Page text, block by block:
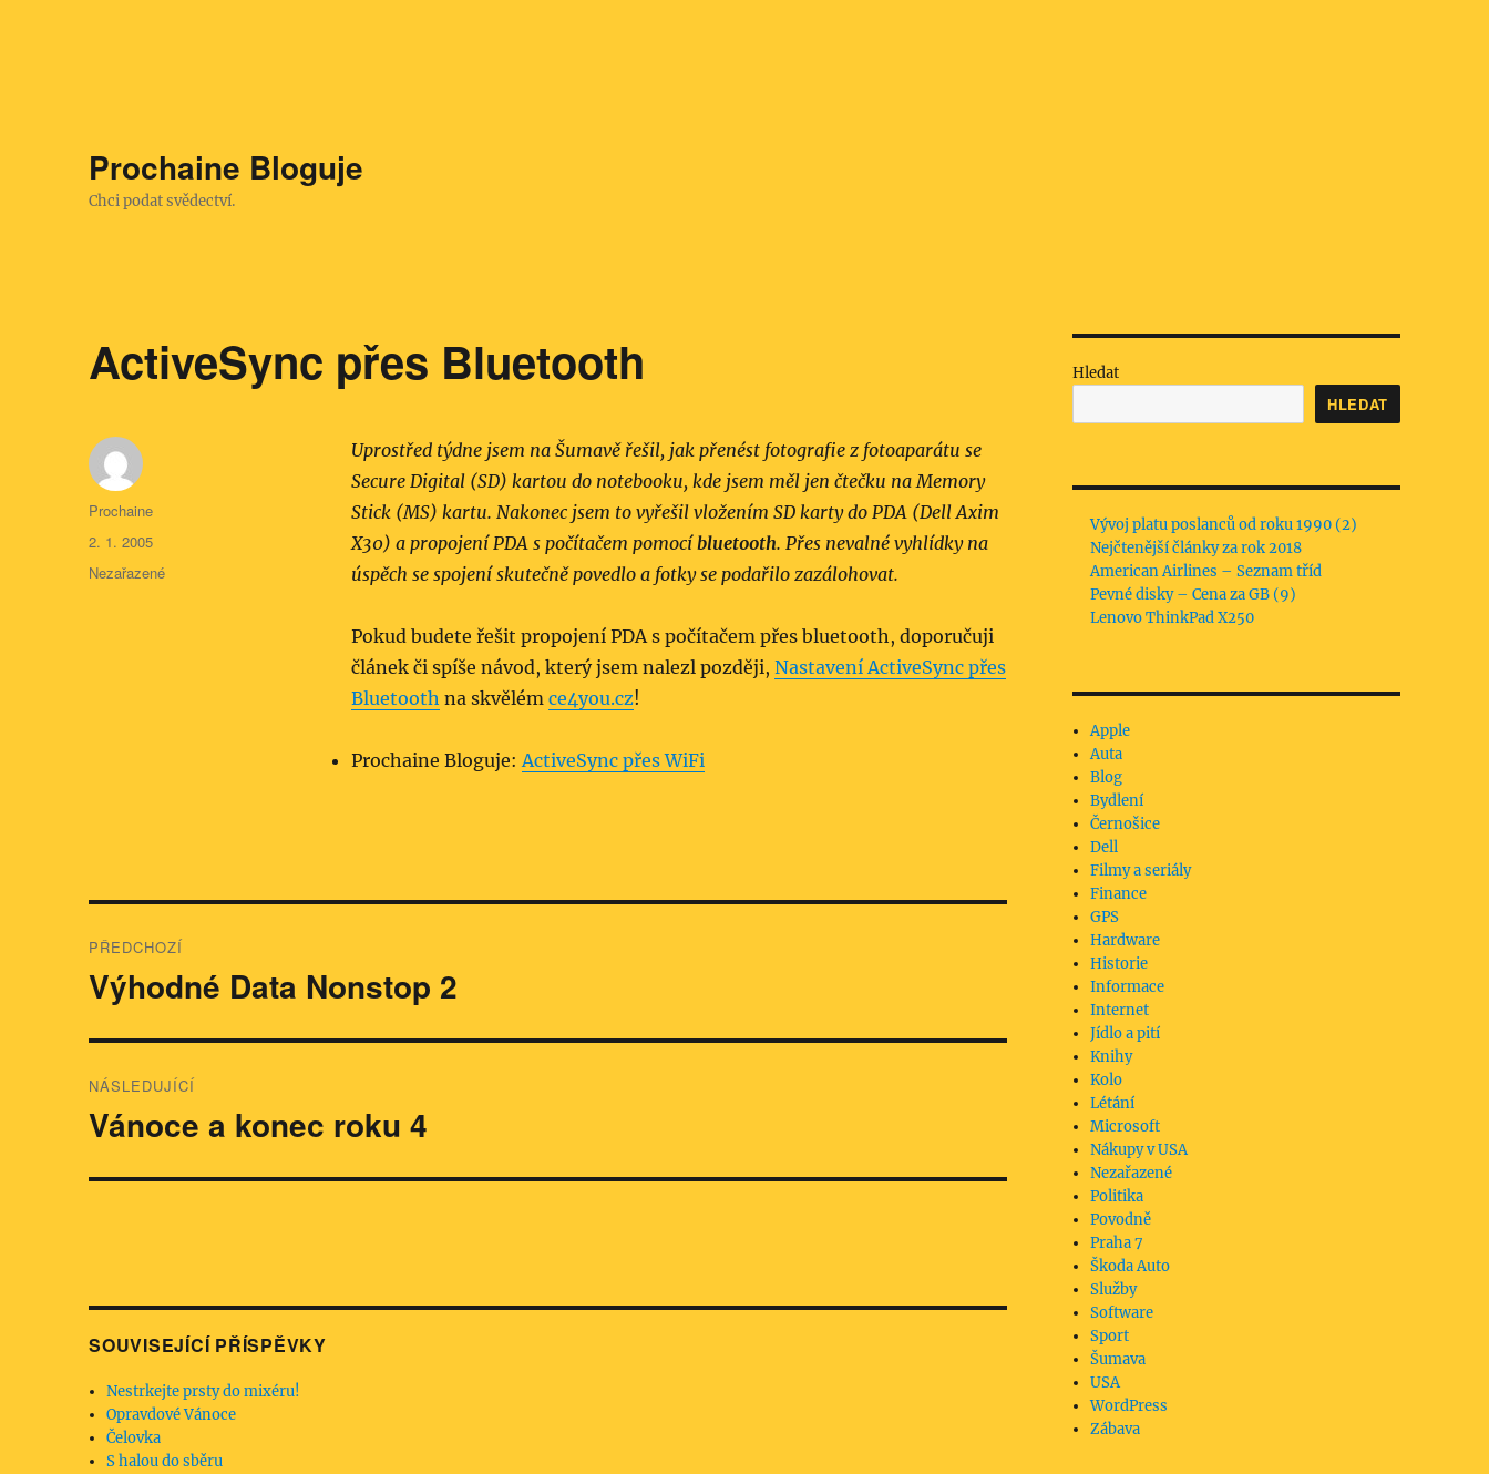
Prochaine Bloguje
Chci podat svědectví.
ActiveSync přes Bluetooth
Uprostřed týdne jsem na Šumavě řešil, jak přenést fotografie z fotoaparátu se
Secure Digital (SD) kartou do notebooku, kde jsem měl jen čtečku na Memory
Stick (MS) kartu. Nakonec jsem to vyřešil vložením SD karty do PDA (Dell Axim
X30) a propojení PDA s počítačem pomocíbluetooth. Přes nevalné vyhlídky na
úspěch se spojení skutečně povedlo a fotky se podařilo zazálohovat.
Pokud budete řešit propojení PDA s počítačem přes bluetooth, doporučuji
článek či spíše návod, který jsem nalezl později, Nastavení ActiveSync přes
Bluetooth na skvělém ce4you.cz!
Prochaine Bloguje:ActiveSync přes WiFi
Autor:
Prochaine
Publikováno:
2. 1. 2005
Rubriky:
Nezařazené
pro
PŘEDCHOZÍ
Předchozí
příspěvek:
Výhodné Data Nonstop 2
NÁSLEDUJÍCÍ
Následující
Vánoce a konec roku 4
SOUVISEJÍCÍ PŘÍSPĚVKY
Nestrkejte prsty do mixéru!
Opravdové Vánoce
Čelovka
S halou do sběru
Hledat
HLEDAT
Vývoj platu poslanců od roku 1990 (2)
Nejčtenější články za rok 2018
American Airlines – Seznam tříd
Pevné disky – Cena za GB (9)
Lenovo ThinkPad X250
Apple
Auta
Blog
Bydlení
Černošice
Dell
Filmy a seriály
Finance
GPS
Hardware
Historie
Informace
Internet
Jídlo a pití
Knihy
Kolo
Létání
Microsoft
Nákupy v USA
Nezařazené
Politika
Povodně
Praha 7
Škoda Auto
Služby
Software
Sport
Šumava
USA
WordPress
Zábava